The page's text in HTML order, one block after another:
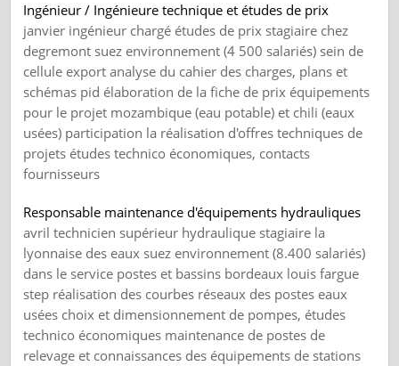
Ingénieur / Ingénieure technique et études de prix
janvier ingénieur chargé études de prix stagiaire chez
degremont suez environnement (4 500 salariés) sein de
cellule export analyse du cahier des charges, plans et
schémas pid élaboration de la fiche de prix équipements
pour le projet mozambique (eau potable) et chili (eaux
usées) participation la réalisation d'offres techniques de
projets études technico économiques, contacts
fournisseurs
Responsable maintenance d'équipements hydrauliques
avril technicien supérieur hydraulique stagiaire la
lyonnaise des eaux suez environnement (8.400 salariés)
dans le service postes et bassins bordeaux louis fargue
step réalisation des courbes réseaux des postes eaux
usées choix et dimensionnement de pompes, études
technico économiques maintenance de postes de
relevage et connaissances des équipements de stations